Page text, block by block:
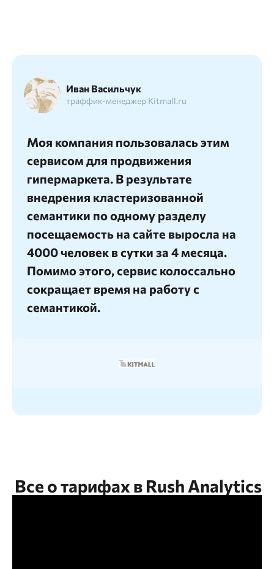
Иван Васильчук
траффик-менеджер Kitmall.ru
Моя компания пользовалась этим
сервисом для продвижения
гипермаркета. В результате
внедрения кластеризованной
семантики по одному разделу
посещаемость на сайте выросла на
4000 человек в сутки за 4 месяца.
Помимо этого, сервис колоссально
сокращает время на работу с
семантикой.
Все о тарифах в Rush Analytics